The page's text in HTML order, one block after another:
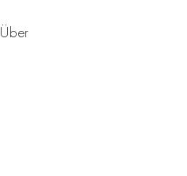
Über